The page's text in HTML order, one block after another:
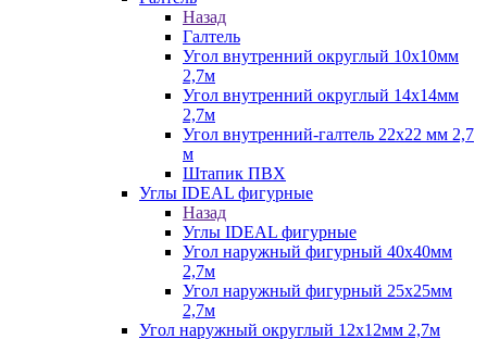
Назад
Галтель
Угол внутренний округлый 10х10мм
2,7м
Угол внутренний округлый 14х14мм
2,7м
Угол внутренний-галтель 22х22 мм 2,7
м
Штапик ПВХ
Углы IDEAL фигурные
Назад
Углы IDEAL фигурные
Угол наружный фигурный 40х40мм
2,7м
Угол наружный фигурный 25х25мм
2,7м
Угол наружный округлый 12х12мм 2,7м